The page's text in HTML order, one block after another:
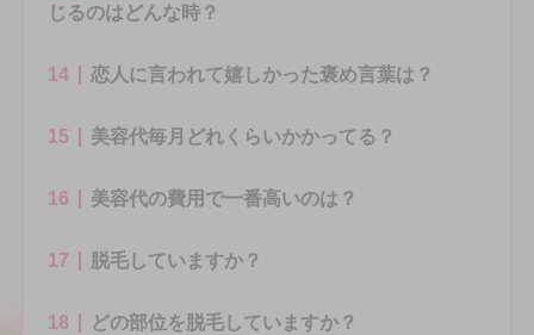
じるのはどんな時？
14 恋人に言われて嬉しかった褒め言葉は？
15 美容代毎月どれくらいかかってる？
16 美容代の費用で一番高いのは？
17 脱毛していますか？
18 どの部位を脱毛していますか？